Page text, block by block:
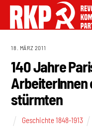
18. MÄRZ 2011
140 Jahre
ArbeiterInnen
stürmten
Geschichte 1848-1913